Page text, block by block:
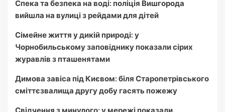
Спека та безпека на воді: поліція Вишгорода
вийшла на вулиці з рейдами для дітей
Сімейне життя у дикій природі: у
Чорнобильському заповіднику показали сірих
журавлів з пташенятами
Димова завіса під Києвом: біля Старопетрівського
сміттєзвалища другу добу гасять пожежу
Свідчення з минулого: у мережі показали